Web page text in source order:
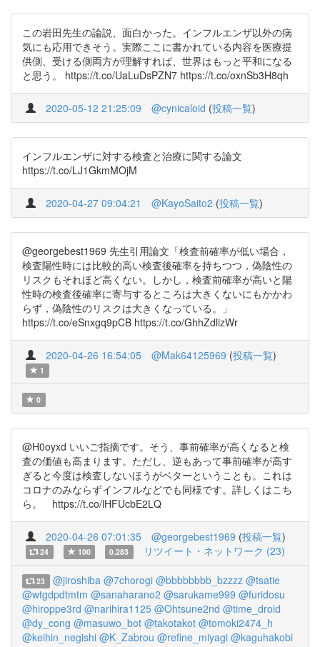
この岩田先生の論説、面白かった。インフルエンザ以外の病
気にも応用できそう。実際ここに書かれている内容を医療提
供側、受ける側両方が理解すれば、世界はもっと平和になる
と思う。 https://t.co/UaLuDsPZN7 https://t.co/oxnSb3H8qh
2020-05-12 21:25:09 @cynicaloid (投稿一覧)
インフルエンザに対する検査と治療に関する論文
https://t.co/LJ1GkmMOjM
2020-04-27 09:04:21 @KayoSaito2 (投稿一覧)
@georgebest1969 先生引用論文「検査前確率が低い場合，
検査陽性時には比較的高い検査後確率を持ちつつ，偽陰性の
リスクもそれほど高くない。しかし，検査前確率が高いと陽
性時の検査後確率に寄与するところは大きくないにもかかわ
らず，偽陰性のリスクは大きくなっている。」
https://t.co/eSnxgq9pCB https://t.co/GhhZdlizWr
2020-04-26 16:54:05 @Mak64125969 (投稿一覧)
1
0
@H0oyxd いいご指摘です。そう、事前確率が高くなると検
査の価値も高まります。ただし、逆もあって事前確率が高す
ぎると今度は検査しないほうがベターということも。これは
コロナのみならずインフルなどでも同様です。詳しくはこち
ら。 https://t.co/lHFUcbE2LQ
2020-04-26 07:01:35 @georgebest1969 (投稿一覧)
24 100 0.283 リツイート・ネットワーク (23)
23 @jiroshiba @7chorogi @bbbbbbbb_bzzzz @tsatie
@wtgdpdtmtm @sanaharano2 @sarukame999 @furidosu
@hiroppe3rd @narihira1125 @Ohtsune2nd @time_droid
@dy_cong @masuwo_bot @takotakot @tomoki2474_h
@keihin_negishi @K_Zabrou @refine_miyagi @kaguhakobi